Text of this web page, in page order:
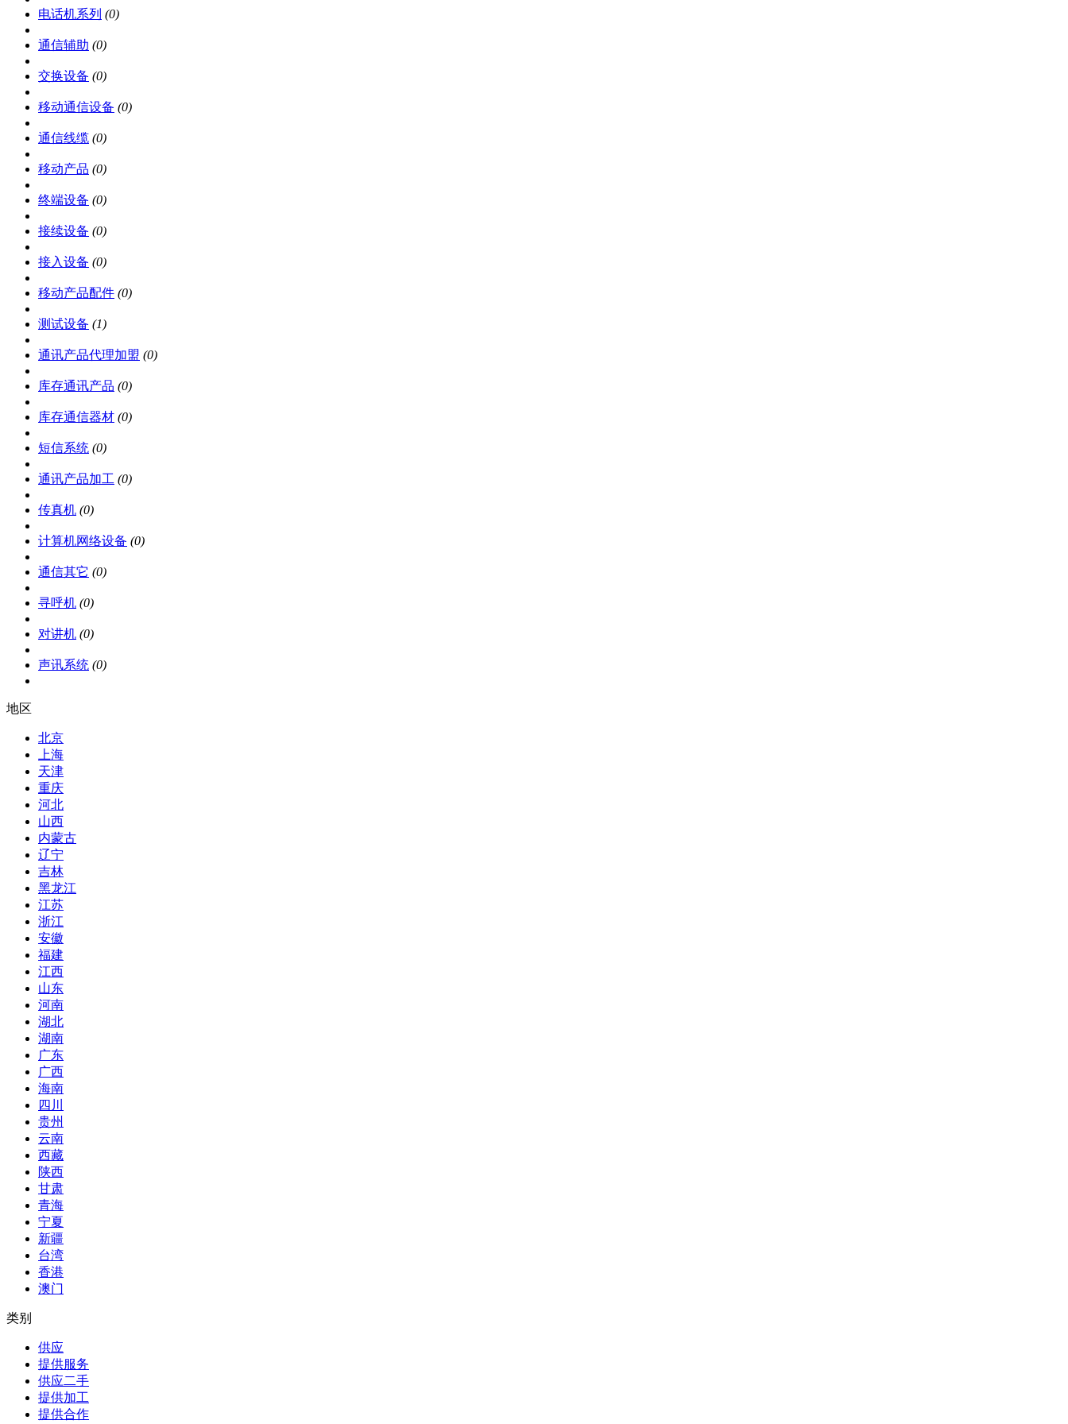
电话机系列 (0)
通信辅助 (0)
交换设备 (0)
移动通信设备 (0)
通信线缆 (0)
移动产品 (0)
终端设备 (0)
接续设备 (0)
接入设备 (0)
移动产品配件 (0)
测试设备 (1)
通讯产品代理加盟 (0)
库存通讯产品 (0)
库存通信器材 (0)
短信系统 (0)
通讯产品加工 (0)
传真机 (0)
计算机网络设备 (0)
通信其它 (0)
寻呼机 (0)
对讲机 (0)
声讯系统 (0)
地区
北京
上海
天津
重庆
河北
山西
内蒙古
辽宁
吉林
黑龙江
江苏
浙江
安徽
福建
江西
山东
河南
湖北
湖南
广东
广西
海南
四川
贵州
云南
西藏
陕西
甘肃
青海
宁夏
新疆
台湾
香港
澳门
类别
供应
提供服务
供应二手
提供加工
提供合作